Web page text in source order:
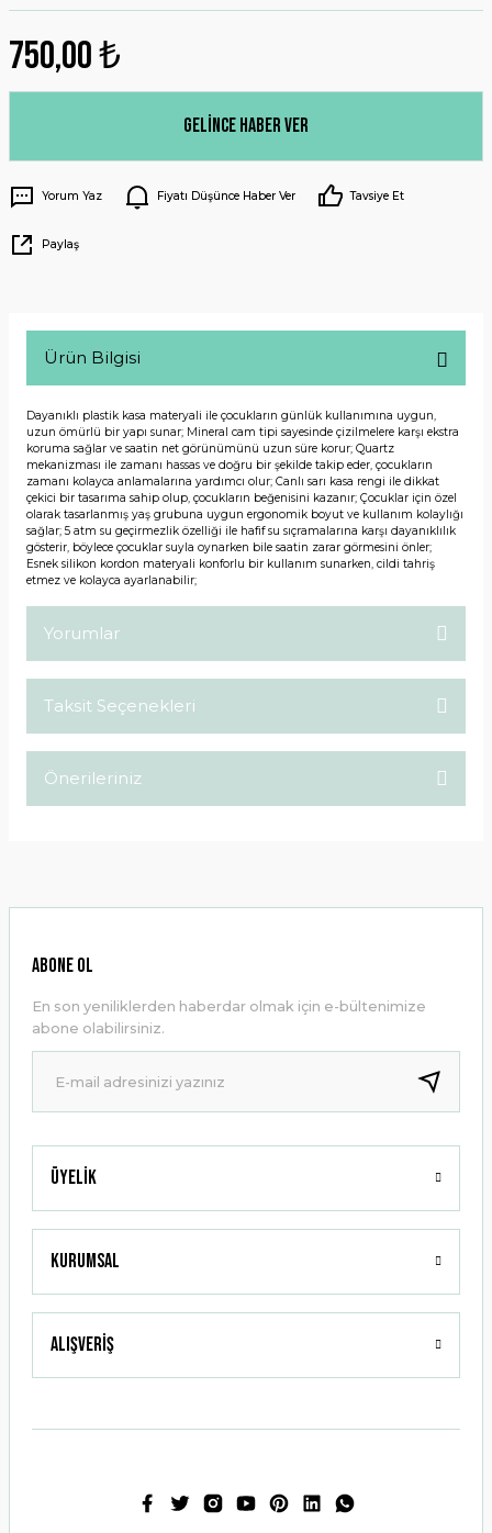
750,00 ₺
Gelince Haber Ver
Yorum Yaz Fiyatı Düşünce Haber Ver Tavsiye Et
Paylaş
Ürün Bilgisi
Dayanıklı plastik kasa materyali ile çocukların günlük kullanımına uygun,
uzun ömürlü bir yapı sunar; Mineral cam tipi sayesinde çizilmelere karşı ekstra
koruma sağlar ve saatin net görünümünü uzun süre korur; Quartz
mekanizması ile zamanı hassas ve doğru bir şekilde takip eder, çocukların
zamanı kolayca anlamalarına yardımcı olur; Canlı sarı kasa rengi ile dikkat
çekici bir tasarıma sahip olup, çocukların beğenisini kazanır; Çocuklar için özel
olarak tasarlanmış yaş grubuna uygun ergonomik boyut ve kullanım kolaylığı
sağlar; 5 atm su geçirmezlik özelliği ile hafif su sıçramalarına karşı dayanıklılık
gösterir, böylece çocuklar suyla oynarken bile saatin zarar görmesini önler;
Esnek silikon kordon materyali konforlu bir kullanım sunarken, cildi tahriş
etmez ve kolayca ayarlanabilir;
Yorumlar
Taksit Seçenekleri
Önerileriniz
Ürün resmi kalitesiz, bozuk veya görüntülenemiyor.
Ürün bilgilerinde hatalar bulunuyor.
Ürün fiyatı diğer sitelerden daha pahalı.
Bu ürüne benzer farklı alternatifler olmalı.
Gönder
Üyelik
Kurumsal
Alışveriş
ABONE OL
En son yeniliklerden haberdar olmak için e-bültenimize
abone olabilirsiniz.